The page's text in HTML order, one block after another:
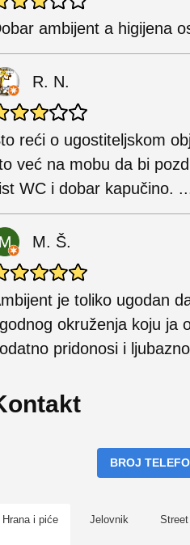
ambijent a higijena
R. N.
reći o ugostiteljskom
već na mobu da bi
WC i dobar kapučino.
M. Š.
je toliko ugodan
okruženja koju ja
pridonosi i
BROJ
Hrana i piće Jelovnik